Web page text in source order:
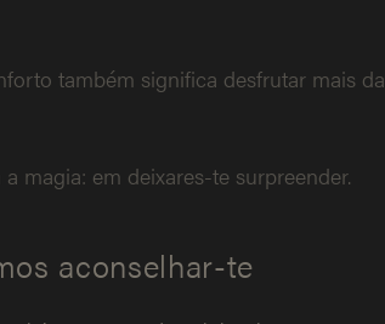
também significa desfrutar mais da
a magia: em deixares-te surpreender.
aconselhar-te